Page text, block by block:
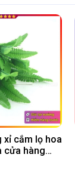
xỉ cắm lọ hoa
cửa hàng
cưới